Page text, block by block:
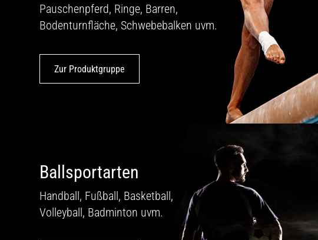
Pauschenpferd, Ringe, Barren,
Bodenturnfläche, Schwebebalken uvm.
Zur Produktgruppe
Ballsportarten
Handball, Fußball, Basketball,
Volleyball, Badminton uvm.